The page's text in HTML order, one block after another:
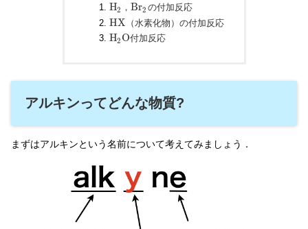
H2 ， Br2 の付加反応
HX （水素化物）の付加反応
H2 O付加反応
アルキンってどんな物質?
まずはアルキンという名前について考えてみましょう．